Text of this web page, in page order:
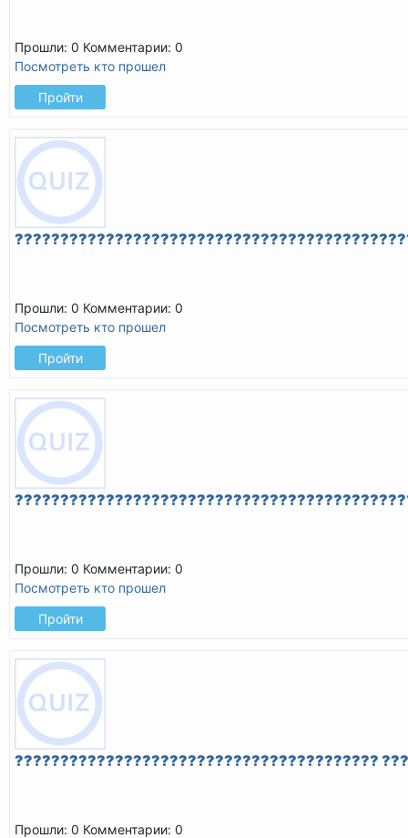
Прошли: 0 Комментарии: 0
Посмотреть кто прошел
Пройти
Прошли: 0 Комментарии: 0
Посмотреть кто прошел
Пройти
Прошли: 0 Комментарии: 0
Посмотреть кто прошел
Пройти
????????????????????????????????????????
Прошли: 0 Комментарии: 0